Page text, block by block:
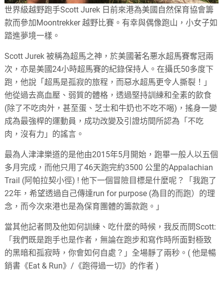
世界級越野跑手Scott Jurek 日前來港為美國自然保育協會籌
款而參加Moontrekker 越野比賽。有幸與偶像跑山，小女子如
踏進夢境一樣。
Scott Jurek 被稱為超馬之神，於美國著名悪水超馬賽奪冠兩
次，亦是美國24小時超馬賽的紀錄保持人。在攝氏50多度下
跑，他說「超馬是孤寂的旅程，而惡水超馬更令人撕裂！」
他從過去高血壓、弱質的體格，透過堅持訓練和全素的飲食
(除了不吃肉㚈，甚至蛋、芝士和牛奶也不吃不喝)，搖身一變
成為最強桿的運動員，成功改變及引證坊間所認為「不吃
肉，沒有力」的謠言。
最為人津津樂道的是他由2015年5月開始，跑畢一般人以五個
多月完成，而他只用了46天跑完約3500 公里的Appalachian
Trail (阿帕拉契小徑) ! 他下一個冒險目標是什麼呢？「我跑了
22年，希望透過自己傳達run for purpose (為目的而跑）的理
念，而今次來港也是為保育團體的籌款跑。」
當其他記者問及他如何訓練、吃什麼的時候，我反而問Scott:
「我們既是跑手也是作者，無論在跑步和寫作時所面對極致
的黑暗和孤寂時，你會如何自處？」全場靜了兩秒。( 他是暢
銷書《Eat & Run》/《跑得過一切》的作者 )